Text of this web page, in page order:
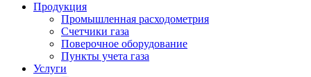
Продукция
Промышленная расходометрия
Счетчики газа
Поверочное оборудование
Пункты учета газа
Услуги